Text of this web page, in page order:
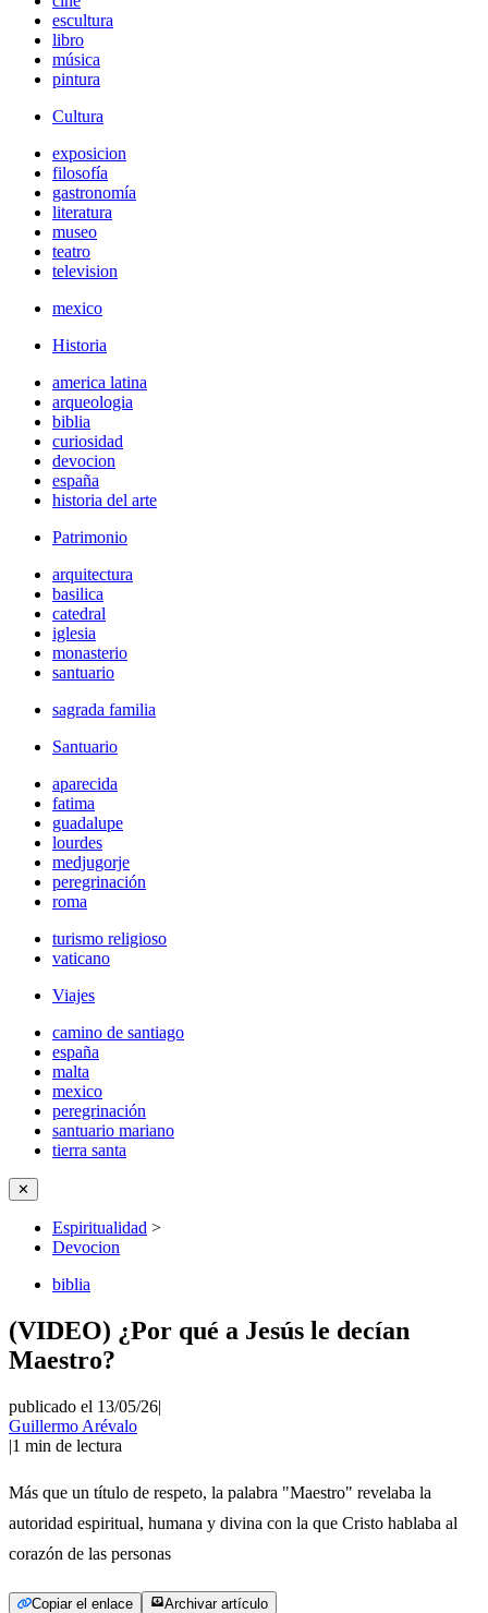
escultura
libro
música
pintura
Cultura
exposicion
filosofía
gastronomía
literatura
museo
teatro
television
mexico
Historia
america latina
arqueologia
biblia
curiosidad
devocion
españa
historia del arte
Patrimonio
arquitectura
basilica
catedral
iglesia
monasterio
santuario
sagrada familia
Santuario
aparecida
fatima
guadalupe
lourdes
medjugorje
peregrinación
roma
turismo religioso
vaticano
Viajes
camino de santiago
españa
malta
mexico
peregrinación
santuario mariano
tierra santa
✕
Espiritualidad >
Devocion
biblia
(VIDEO) ¿Por qué a Jesús le decían
Maestro?
publicado el 13/05/26|
Guillermo Arévalo
|1 min de lectura
Más que un título de respeto, la palabra "Maestro" revelaba la
autoridad espiritual, humana y divina con la que Cristo hablaba al
corazón de las personas
Copiar el enlace Archivar artículo